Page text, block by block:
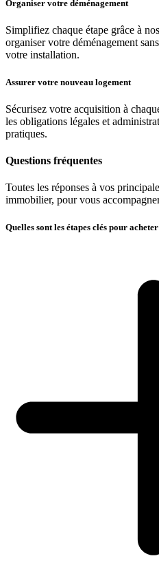
Organiser votre déménagement
Simplifiez chaque étape grâce à
organiser votre déménagement
votre installation.
Assurer votre nouveau logement
Sécurisez votre acquisition à
les obligations légales et
pratiques.
Questions fréquentes
Toutes les réponses à vos
immobilier, pour vous
Quelles sont les étapes clés pour